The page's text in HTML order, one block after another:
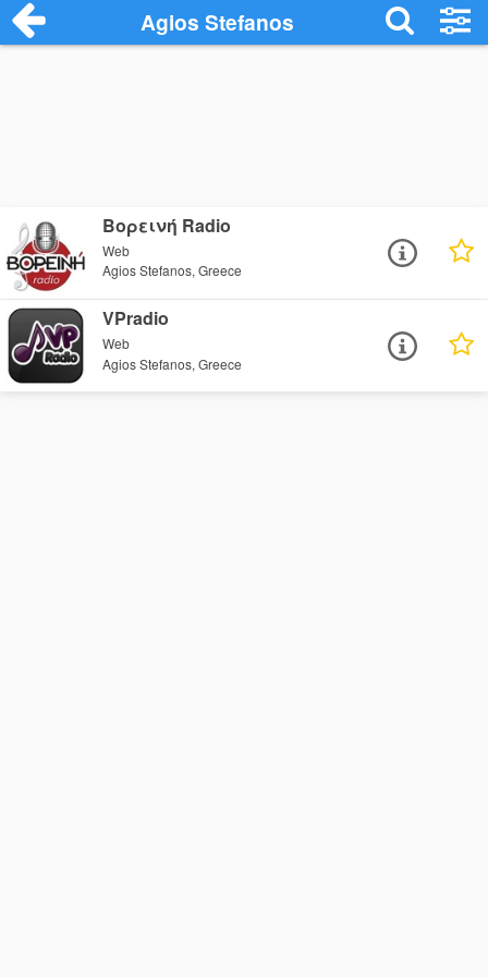
Agios Stefanos
Βορεινή Radio
Web
Agios Stefanos, Greece
VPradio
Web
Agios Stefanos, Greece